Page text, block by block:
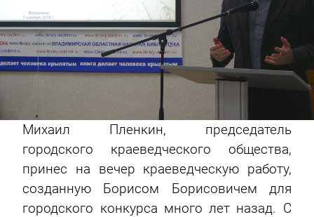
Михаил Пленкин, председатель
городского краеведческого общества,
принес на вечер краеведческую работу,
созданную Борисом Борисовичем для
городского конкурса много лет назад. С